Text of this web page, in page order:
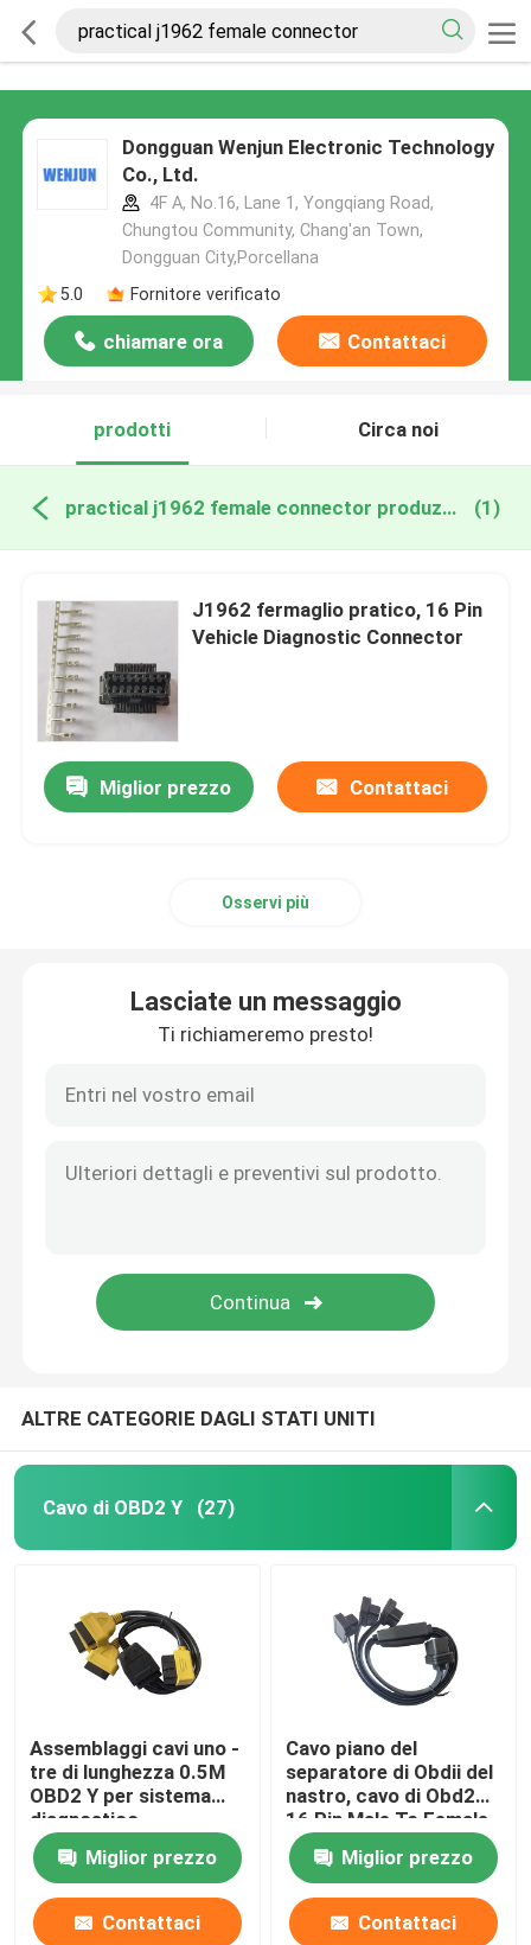
Dongguan Wenjun Electronic Technology
Co., Ltd.
4F A, No.16, Lane 1, Yongqiang Road,
Chungtou Community, Chang'an Town,
Dongguan City,Porcellana
5.0
Fornitore verificato
chiamare ora Contattaci
prodotti Circa noi
practical j1962 female connector produzione online (1)
J1962 fermaglio pratico, 16 Pin
Vehicle Diagnostic Connector
Miglior prezzo Contattaci
Osservi più
Lasciate un messaggio
Ti richiameremo presto!
ALTRE CATEGORIE DAGLI STATI UNITI
Cavo di OBD2 Y (27)
Assemblaggi cavi uno -
tre di lunghezza 0.5M
OBD2 Y per sistema
diagnostico
automobilistico
Miglior prezzo
Contattaci
Cavo piano del
separatore di Obdii del
nastro, cavo di Obd2
16 Pin Male To Female
Extension
Miglior prezzo
Contattaci